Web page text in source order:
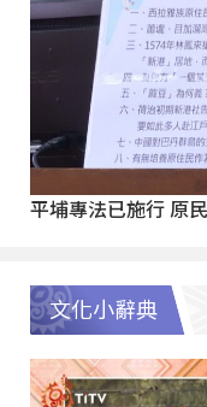
平埔專法已施行 原
文化小辭典